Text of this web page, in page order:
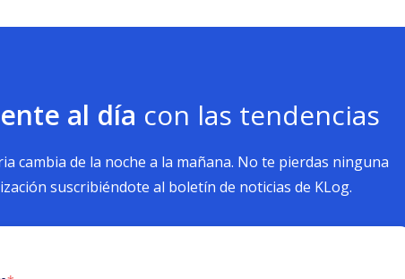
al día con las tendencias
cambia de la noche a la mañana. No te pierdas ninguna
suscribiéndote al boletín de noticias de KLog.